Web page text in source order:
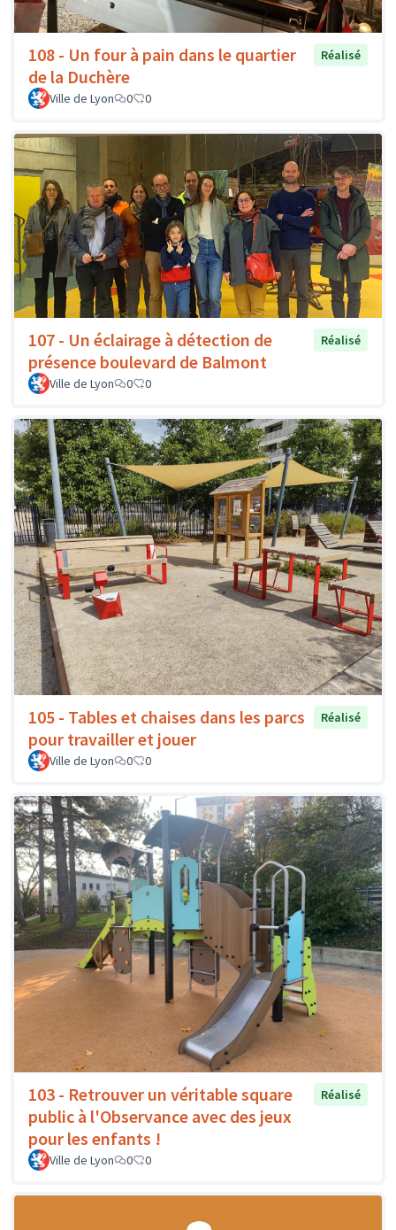
108 - Un four à pain dans le quartier
de la Duchère
Réalisé
Ville de Lyon 0 0
107 - Un éclairage à détection de
présence boulevard de Balmont
Réalisé
Ville de Lyon 0 0
105 - Tables et chaises dans les parcs
pour travailler et jouer
Réalisé
Ville de Lyon 0 0
103 - Retrouver un véritable square
public à l'Observance avec des jeux
pour les enfants !
Réalisé
Ville de Lyon 0 0